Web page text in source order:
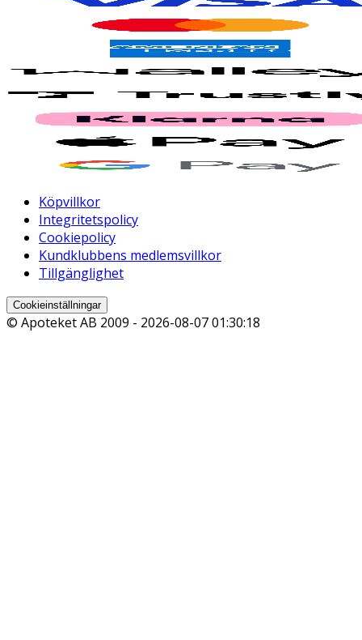
Köpvillkor
Integritetspolicy
Cookiepolicy
Kundklubbens medlemsvillkor
Tillgänglighet
Cookieinställningar
© Apoteket AB 2009 - 2026-08-07 01:30:18